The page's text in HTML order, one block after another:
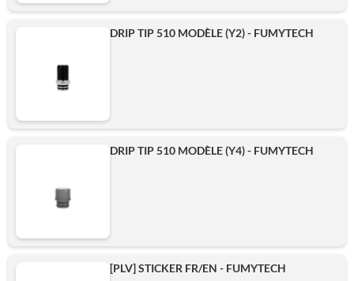
DRIP TIP 510 MODÈLE (Y2) - FUMYTECH
DRIP TIP 510 MODÈLE (Y4) - FUMYTECH
[PLV] STICKER FR/EN - FUMYTECH